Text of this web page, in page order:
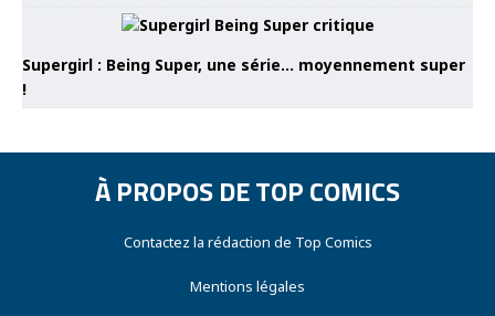
Supergirl : Being Super, une série… moyennement super
!
À PROPOS DE TOP COMICS
Contactez la rédaction de Top Comics
Mentions légales